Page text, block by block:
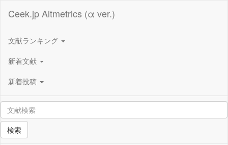
Ceek.jp Altmetrics (α ver.)
文献ランキング
新着文献
新着投稿
検索